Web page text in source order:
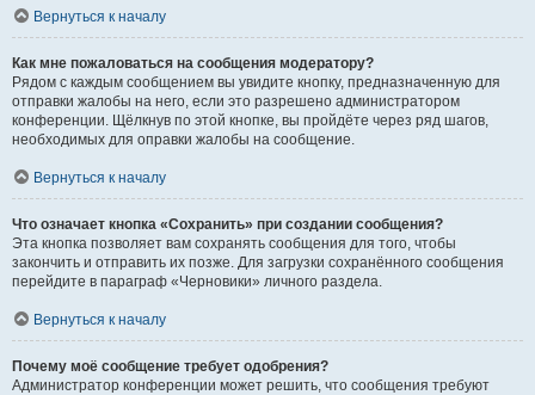
Вернуться к началу
Как мне пожаловаться на сообщения модератору?
Рядом с каждым сообщением вы увидите кнопку, предназначенную для
отправки жалобы на него, если это разрешено администратором
конференции. Щёлкнув по этой кнопке, вы пройдёте через ряд шагов,
необходимых для оправки жалобы на сообщение.
Вернуться к началу
Что означает кнопка «Сохранить» при создании сообщения?
Эта кнопка позволяет вам сохранять сообщения для того, чтобы
закончить и отправить их позже. Для загрузки сохранённого сообщения
перейдите в параграф «Черновики» личного раздела.
Вернуться к началу
Почему моё сообщение требует одобрения?
Администратор конференции может решить, что сообщения требуют